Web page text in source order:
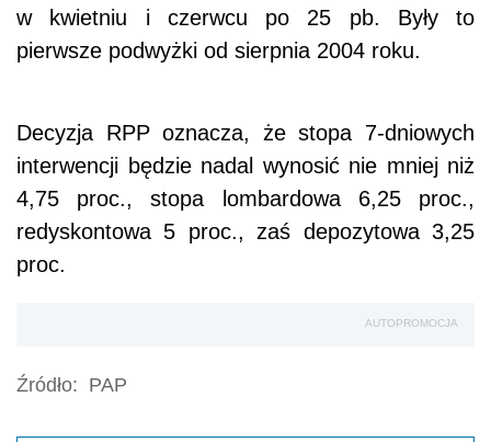
w kwietniu i czerwcu po 25 pb. Były to
pierwsze podwyżki od sierpnia 2004 roku.
Decyzja RPP oznacza, że stopa 7-dniowych
interwencji będzie nadal wynosić nie mniej niż
4,75 proc., stopa lombardowa 6,25 proc.,
redyskontowa 5 proc., zaś depozytowa 3,25
proc.
AUTOPROMOCJA
Źródło: PAP